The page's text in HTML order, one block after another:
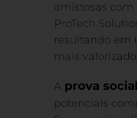
amistosas
ProTech
resultando em
mais
A prova social
potenciais